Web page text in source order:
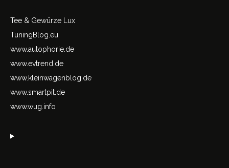
Tee & Gewürze Lux
TuningBlog.eu
www.autophorie.de
www.evtrend.de
www.kleinwagenblog.de
www.smartpit.de
www.wug.info